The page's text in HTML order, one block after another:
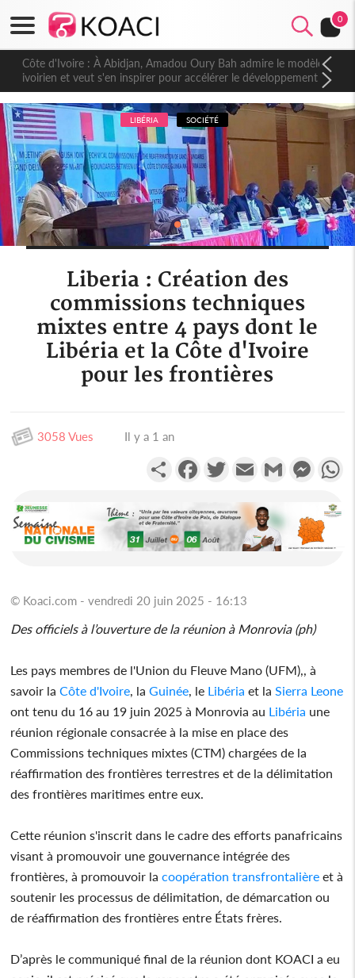
0
Côte d'Ivoire : À Abidjan, Amadou Oury Bah admire le modèle
ivoirien et veut s'en inspirer pour accélérer le développement
de la Guinée
LIBÉRIA SOCIÉTÉ
Liberia : Création des
commissions techniques
mixtes entre 4 pays dont le
Libéria et la Côte d'Ivoire
pour les frontières
3058 Vues Il y a 1 an
PartagerFacebookTwitterEmail Gmail
© Koaci.com - vendredi 20 juin 2025 - 16:13
Des officiels à l’ouverture de la réunion à Monrovia (ph)
Les pays membres de l'Union du Fleuve Mano (UFM),, à
savoir la Côte d'Ivoire, la Guinée, le Libéria et la Sierra Leone
ont tenu du 16 au 19 juin 2025 à Monrovia au Libéria une
réunion régionale consacrée à la mise en place des
Commissions techniques mixtes (CTM) chargées de la
réaffirmation des frontières terrestres et de la délimitation
des frontières maritimes entre eux.
Cette réunion s'inscrit dans le cadre des efforts panafricains
visant à promouvoir une gouvernance intégrée des
frontières, à promouvoir la coopération transfrontalière et à
soutenir les processus de délimitation, de démarcation ou
de réaffirmation des frontières entre États frères.
D’après le communiqué final de la réunion dont KOACI a eu